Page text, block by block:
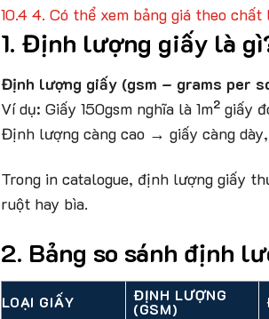
10.4 4. Có thể xem bảng giá theo chất
1. Định lượng giấy là
Định lượng giấy (gsm – grams per
Ví dụ: Giấy 150gsm nghĩa là 1m² giấy
Định lượng càng cao → giấy càng
Trong in catalogue, định lượng giấy
ruột hay bìa.
2. Bảng so sánh định
LOẠI GIẤY ĐỊNH LƯỢNG
(GSM)